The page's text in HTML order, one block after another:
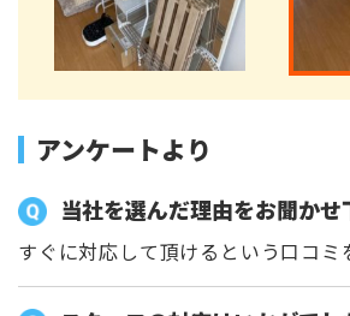
アンケートより
当社を選んだ理由をお聞かせ
すぐに対応して頂けるという口コミ